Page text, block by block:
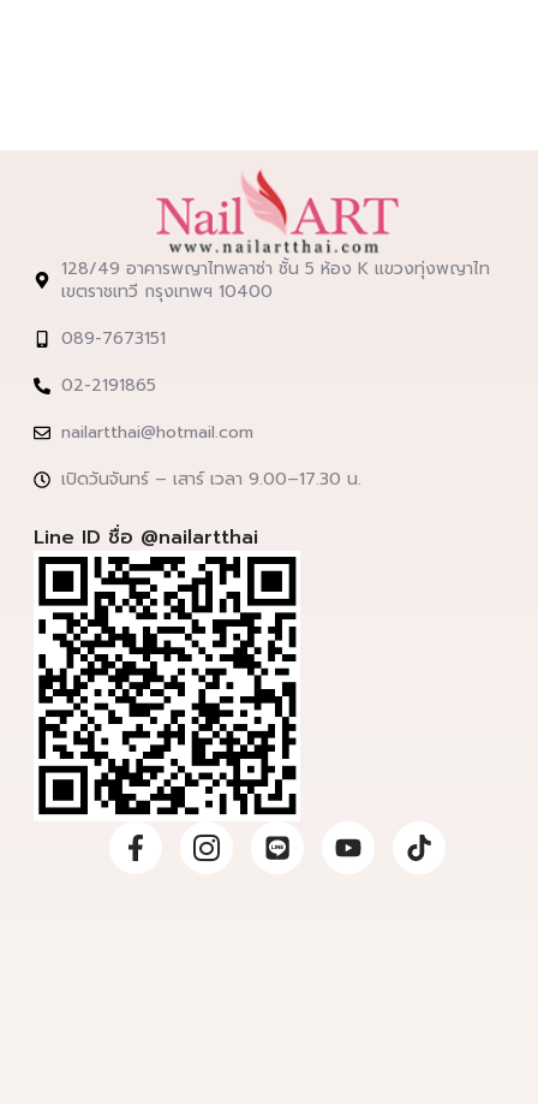
128/49 อาคารพญาไทพลาซ่า ชั้น 5 ห้อง K แขวงทุ่งพญาไท
เขตราชเทวี กรุงเทพฯ 10400
089-7673151
02-2191865
nailartthai@hotmail.com
เปิดวันจันทร์ – เสาร์ เวลา 9.00–17.30 น.
Line ID ชื่อ @nailartthai